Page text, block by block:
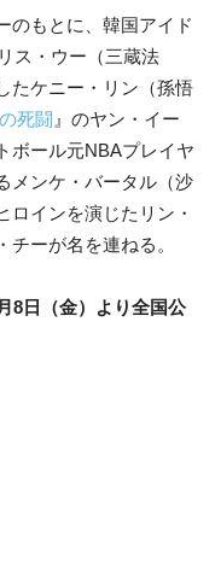
のもとに、韓国アイド
ス・ウー（三蔵法
たケニー・リン（孫悟
死闘 』のヤン・イー
ボール元NBAプレイヤ
メンケ・バータル（沙
ロインを演じたリン・
ーが名を連ねる。
8日（金）より全国公